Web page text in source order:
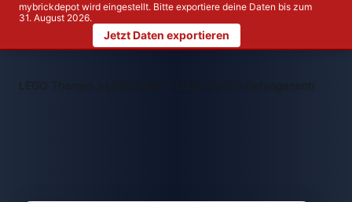
mybrickdepot wird eingestellt. Bitte exportiere deine Daten bis zum
31. August 2026.
Jetzt Daten exportieren
LEGO Themen > LEGO 60479